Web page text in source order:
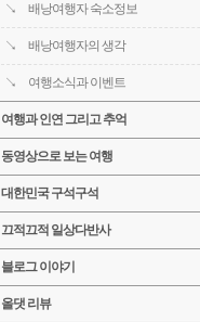
배낭여행자 숙소정보
배낭여행자의 생각
여행소식과 이벤트
여행과 인연 그리고 추억
동영상으로 보는 여행
대한민국 구석구석
끄적끄적 일상다반사
블로그 이야기
올댓 리뷰